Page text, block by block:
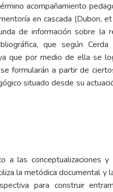
acompañamiento
en cascada (Dubon,
de información sobre la
que según
que por medio de ella se
formularán a partir de
situado desde su
a las conceptualizaciones
la metódica documental y
para construir